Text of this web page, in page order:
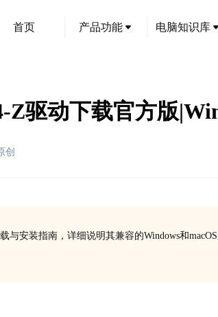
首页 产品功能 电脑知识库
Z驱动下载官方版
创
与安装指南，详细说明其兼容的Windows和